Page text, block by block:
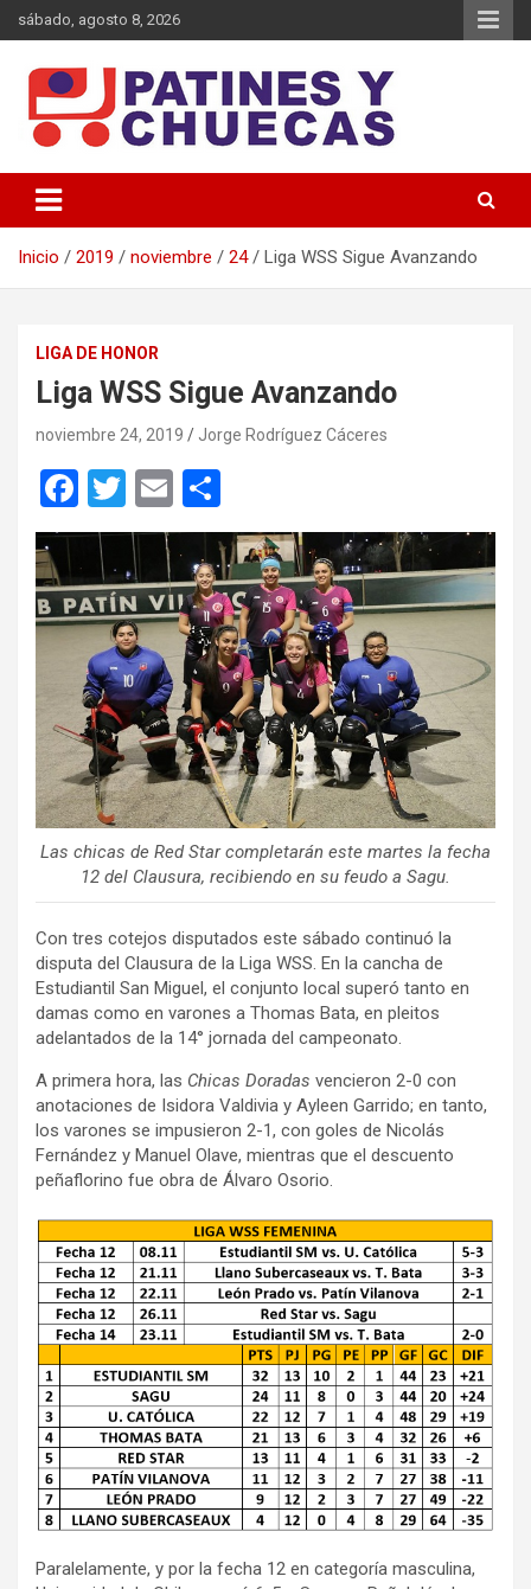
Saltar
al
sábado, agosto 8, 2026
Patines y Chuecas
Inicio 2019 noviembre 24 Liga WSS Sigue Avanzando
LIGA DE HONOR
Liga WSS Sigue Avanzando
noviembre 24, 2019 Jorge Rodríguez Cáceres
F
a
ce
b
o
o
k
T
wi
tt
er
E
m
ail
o
m
p
ar
tir
Las chicas de Red Star completarán este martes la fecha
12 del Clausura, recibiendo en su feudo a Sagu.
Con tres cotejos disputados este sábado continuó la
disputa del Clausura de la Liga WSS. En la cancha de
Estudiantil San Miguel, el conjunto local superó tanto en
damas como en varones a Thomas Bata, en pleitos
adelantados de la 14° jornada del campeonato.
A primera hora, las Chicas Doradas vencieron 2-0 con
anotaciones de Isidora Valdivia y Ayleen Garrido; en tanto,
los varones se impusieron 2-1, con goles de Nicolás
Fernández y Manuel Olave, mientras que el descuento
peñaflorino fue obra de Álvaro Osorio.
Paralelamente, y por la fecha 12 en categoría masculina,